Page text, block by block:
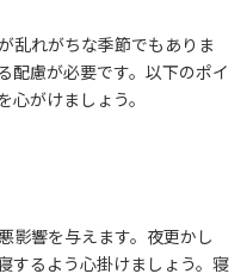
乱れがちな季節でもありま
配慮が必要です。以下のポイ
心がけましょう。
影響を与えます。夜更かし
するよう心掛けましょう。寝